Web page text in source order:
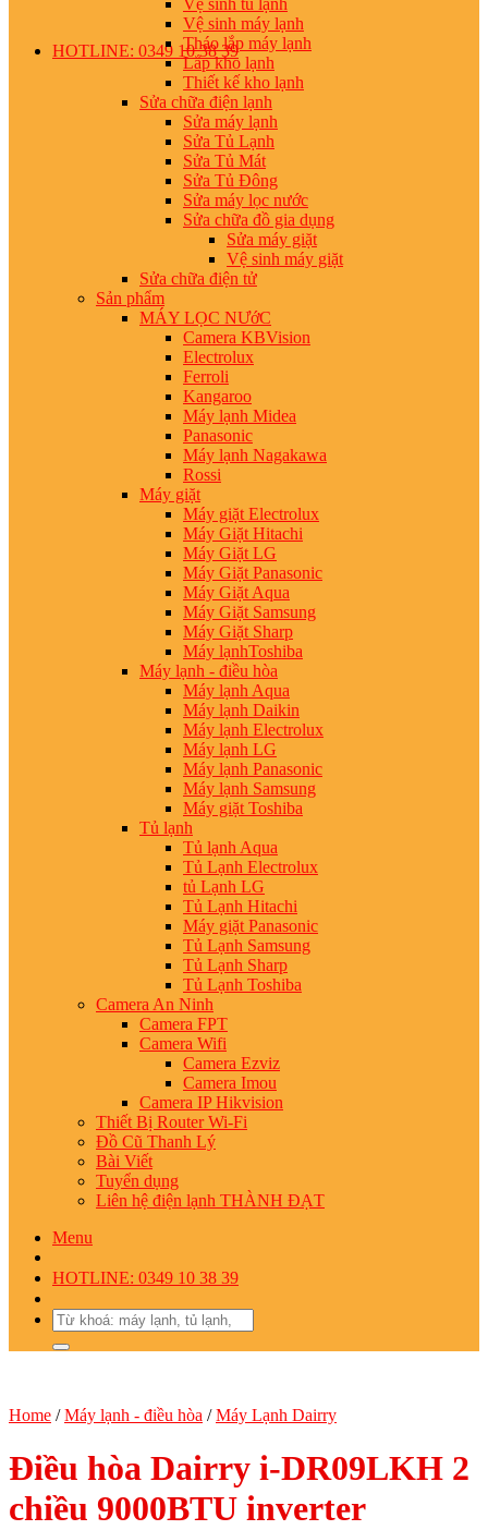
HOTLINE: 0349 10 38 39
Vệ sinh tủ lạnh
Vệ sinh máy lạnh
Tháo lắp máy lạnh
Lắp kho lạnh
Thiết kế kho lạnh
Sửa chữa điện lạnh
Sửa máy lạnh
Sửa Tủ Lạnh
Sửa Tủ Mát
Sửa Tủ Đông
Sửa máy lọc nước
Sửa chữa đồ gia dụng
Sửa máy giặt
Vệ sinh máy giặt
Sửa chữa điện tử
Sản phẩm
MÁY LỌC NƯớC
Camera KBVision
Electrolux
Ferroli
Kangaroo
Máy lạnh Midea
Panasonic
Máy lạnh Nagakawa
Rossi
Máy giặt
Máy giặt Electrolux
Máy Giặt Hitachi
Máy Giặt LG
Máy Giặt Panasonic
Máy Giặt Aqua
Máy Giặt Samsung
Máy Giặt Sharp
Máy lạnhToshiba
Máy lạnh - điều hòa
Máy lạnh Aqua
Máy lạnh Daikin
Máy lạnh Electrolux
Máy lạnh LG
Máy lạnh Panasonic
Máy lạnh Samsung
Máy giặt Toshiba
Tủ lạnh
Tủ lạnh Aqua
Tủ Lạnh Electrolux
tủ Lạnh LG
Tủ Lạnh Hitachi
Máy giặt Panasonic
Tủ Lạnh Samsung
Tủ Lạnh Sharp
Tủ Lạnh Toshiba
Camera An Ninh
Camera FPT
Camera Wifi
Camera Ezviz
Camera Imou
Camera IP Hikvision
Thiết Bị Router Wi-Fi
Đồ Cũ Thanh Lý
Bài Viết
Tuyển dụng
Liên hệ điện lạnh THÀNH ĐẠT
Menu
HOTLINE: 0349 10 38 39
Search
for:
Home / Máy lạnh - điều hòa / Máy Lạnh Dairry
Điều hòa Dairry i-DR09LKH 2
chiều 9000BTU inverter